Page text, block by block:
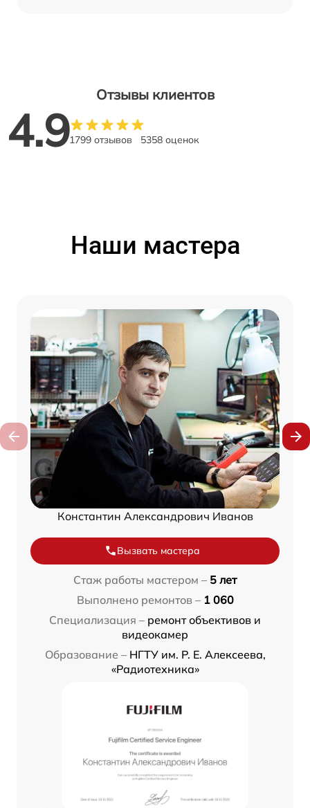
Отзывы клиентов
4.91799 отзывов 5358 оценок
Наши мастера
Константин Александрович Иванов
Вызвать мастера
Стаж работы мастером – 5 лет
Выполнено ремонтов – 1 060
Специализация – ремонт объективов и
видеокамер
Образование – НГТУ им. Р. Е. Алексеева,
«Радиотехника»